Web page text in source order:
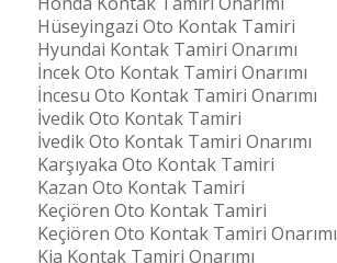
Hüseyingazi Oto Kontak Tamiri
Hyundai Kontak Tamiri Onarımı
İncek Oto Kontak Tamiri Onarımı
İncesu Oto Kontak Tamiri Onarımı
İvedik Oto Kontak Tamiri
İvedik Oto Kontak Tamiri Onarımı
Karşıyaka Oto Kontak Tamiri
Kazan Oto Kontak Tamiri
Keçiören Oto Kontak Tamiri
Keçiören Oto Kontak Tamiri Onarımı
Kia Kontak Tamiri Onarımı